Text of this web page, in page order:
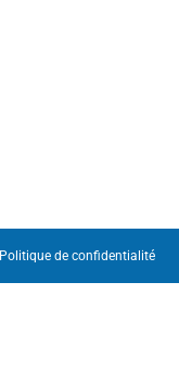
Politique de confidentialité